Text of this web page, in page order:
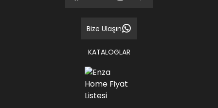
Bize Ulaşın
KATALOGLAR